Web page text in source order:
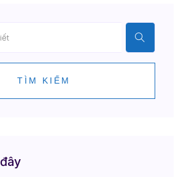
TÌM KIẾM